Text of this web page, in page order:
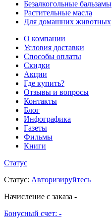
Безалкогольные бальзамы
Растительные масла
Для домашних животных
О компании
Условия доставки
Способы оплаты
Скидки
Акции
Где купить?
Отзывы и вопросы
Контакты
Блог
Инфографика
Газеты
Фильмы
Книги
Статус
Статус: Авторизируйтесь
Начисление с заказа -
Бонусный счет: -